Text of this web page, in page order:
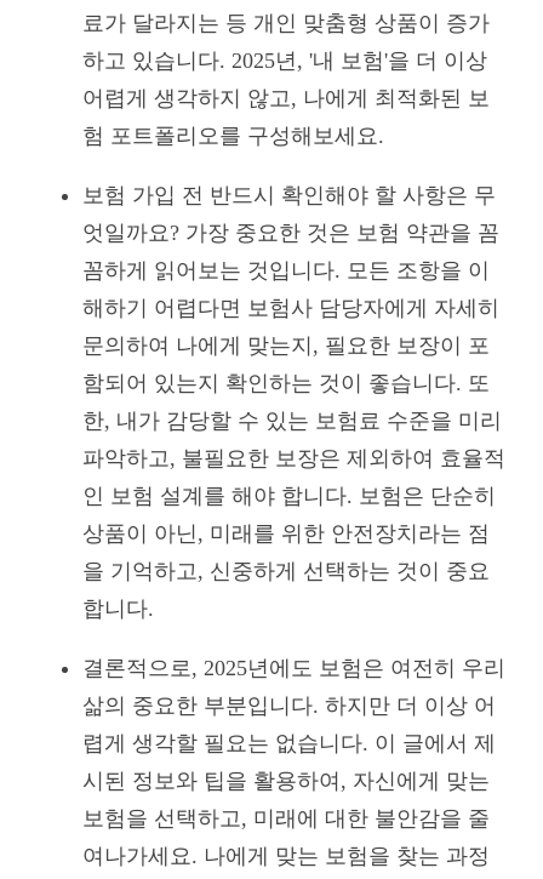
료가 달라지는 등 개인 맞춤형 상품이 증가
하고 있습니다. 2025년, '내 보험'을 더 이상
어렵게 생각하지 않고, 나에게 최적화된 보
험 포트폴리오를 구성해보세요.
보험 가입 전 반드시 확인해야 할 사항은 무
엇일까요? 가장 중요한 것은 보험 약관을 꼼
꼼하게 읽어보는 것입니다. 모든 조항을 이
해하기 어렵다면 보험사 담당자에게 자세히
문의하여 나에게 맞는지, 필요한 보장이 포
함되어 있는지 확인하는 것이 좋습니다. 또
한, 내가 감당할 수 있는 보험료 수준을 미리
파악하고, 불필요한 보장은 제외하여 효율적
인 보험 설계를 해야 합니다. 보험은 단순히
상품이 아닌, 미래를 위한 안전장치라는 점
을 기억하고, 신중하게 선택하는 것이 중요
합니다.
결론적으로, 2025년에도 보험은 여전히 우리
삶의 중요한 부분입니다. 하지만 더 이상 어
렵게 생각할 필요는 없습니다. 이 글에서 제
시된 정보와 팁을 활용하여, 자신에게 맞는
보험을 선택하고, 미래에 대한 불안감을 줄
여나가세요. 나에게 맞는 보험을 찾는 과정